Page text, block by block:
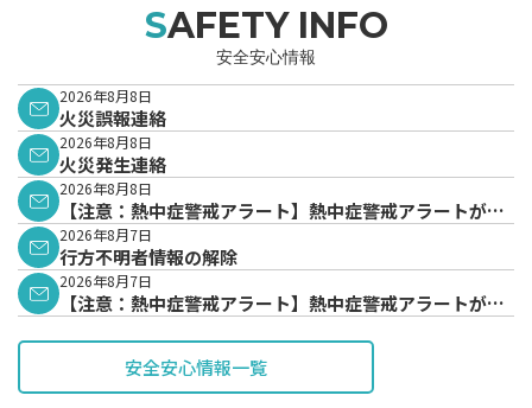
SAFETY INFO
安全安心情報
2026年8月8日
火災誤報連絡
2026年8月8日
火災発生連絡
2026年8月8日
【注意：熱中症警戒アラート】熱中症警戒アラートが発
表されています。
2026年8月7日
行方不明者情報の解除
2026年8月7日
【注意：熱中症警戒アラート】熱中症警戒アラートが発
安全安心情報一覧